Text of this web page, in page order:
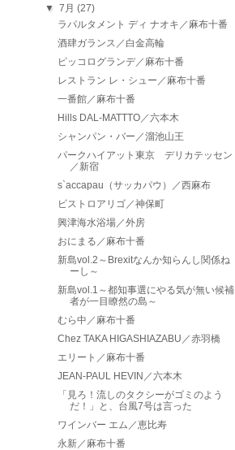
▼7月(27)
ラパルタメント ディ ナオキ／麻布十番
酒肆ガランス／白金高輪
ピッコログランデ／麻布十番
レストラン レ・シュー／麻布十番
一番館／麻布十番
Hills DAL-MATTTO／六本木
シャンパン・バー／溜池山王
パークハイアット東京 デリカテッセン
／新宿
s`accapau（サッカパウ）／西麻布
ビストロアリゴ／神保町
興津海水浴場／外房
おにまる／麻布十番
新島vol.2～Brexitなんか知らんし関係ね
ーし～
新島vol.1～都知事選にやる気が無い候補
者が一目瞭然の島～
むら中／麻布十番
Chez TAKA HIGASHIAZABU／赤羽橋
エリート／麻布十番
JEAN-PAUL HEVIN／六本木
「見ろ！流しのタクシーがゴミのよう
だ！」と、台風7号は言った
ワインバー エム／恵比寿
永新／麻布十番